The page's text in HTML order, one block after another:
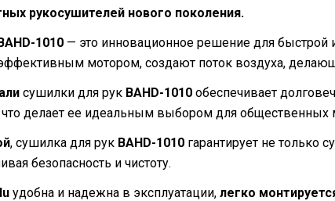
рукосушителей нового поколения.
1010 — это инновационное решение для быстрой
мотором, создают поток воздуха,
сушилки для рук BAHD-1010 обеспечивает
делает ее идеальным выбором для
, сушилка для рук BAHD-1010 гарантирует не только
безопасность и чистоту.
удобна и надежна в эксплуатации, легко